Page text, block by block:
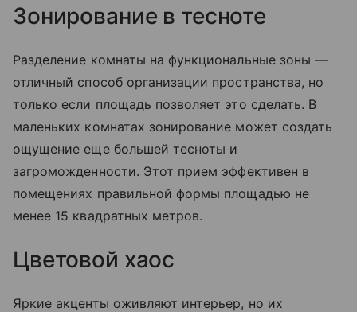
Зонирование в тесноте
Разделение комнаты на функциональные зоны —
отличный способ организации пространства, но
только если площадь позволяет это сделать. В
маленьких комнатах зонирование может создать
ощущение еще большей тесноты и
загроможденности. Этот прием эффективен в
помещениях правильной формы площадью не
менее 15 квадратных метров.
Цветовой хаос
Яркие акценты оживляют интерьер, но их